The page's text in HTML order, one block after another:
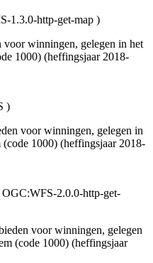
1.3.0-http-get-map )
winningen, gelegen in het
1000) (heffingsjaar 2018-
)
voor winningen, gelegen in
(code 1000) (heffingsjaar 2018-
OGC:WFS-2.0.0-http-get-
voor winningen, gelegen
(code 1000) (heffingsjaar